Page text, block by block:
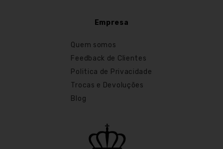
Empresa
Quem somos
Feedback de Clientes
Politica de Privacidade
Trocas e Devoluções
Blog